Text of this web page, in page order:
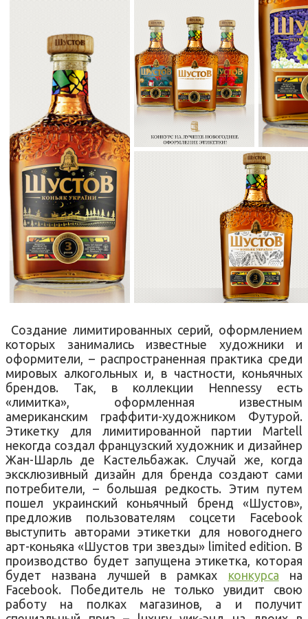
Создание лимитированных серий, оформлением
которых занимались известные художники и
оформители, – распространенная практика среди
мировых алкогольных и, в частности, коньячных
брендов. Так, в коллекции Hennessy есть
«лимитка», оформленная известным
американским граффити-художником Футурой.
Этикетку для лимитированной партии Martell
некогда создал французский художник и дизайнер
Жан-Шарль де Кастельбажак. Случай же, когда
эксклюзивный дизайн для бренда создают сами
потребители, – большая редкость. Этим путем
пошел украинский коньячный бренд «Шустов»,
предложив пользователям соцсети Facebook
выступить авторами этикетки для новогоднего
арт-коньяка «Шустов три звезды» limited edition. В
производство будет запущена этикетка, которая
будет названа лучшей в рамках конкурса на
Facebook. Победитель не только увидит свою
работу на полках магазинов, а и получит